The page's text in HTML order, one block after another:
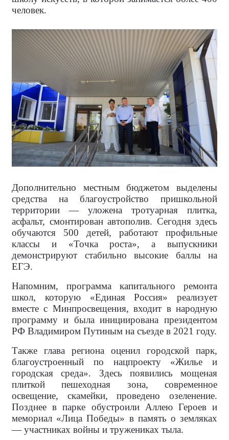
человек.
Дополнительно местным бюджетом выделены
средства на благоустройство пришкольной
территории — уложена тротуарная плитка,
асфальт, смонтирован автополив. Сегодня здесь
обучаются 500 детей, работают профильные
классы и «Точка роста», а выпускники
демонстрируют стабильно высокие баллы на
ЕГЭ.
Напомним, программа капитального ремонта
школ, которую «Единая Россия» реализует
вместе с Минпросвещения, входит в народную
программу и была инициирована президентом
РФ Владимиром Путиным на съезде в 2021 году.
Также глава региона оценил городской парк,
благоустроенный по нацпроекту «Жилье и
городская среда». Здесь появились мощеная
плиткой пешеходная зона, современное
освещение, скамейки, проведено озеленение.
Позднее в парке обустроили Аллею Героев и
мемориал «Лица Победы» в память о земляках
— участниках войны и тружениках тыла.